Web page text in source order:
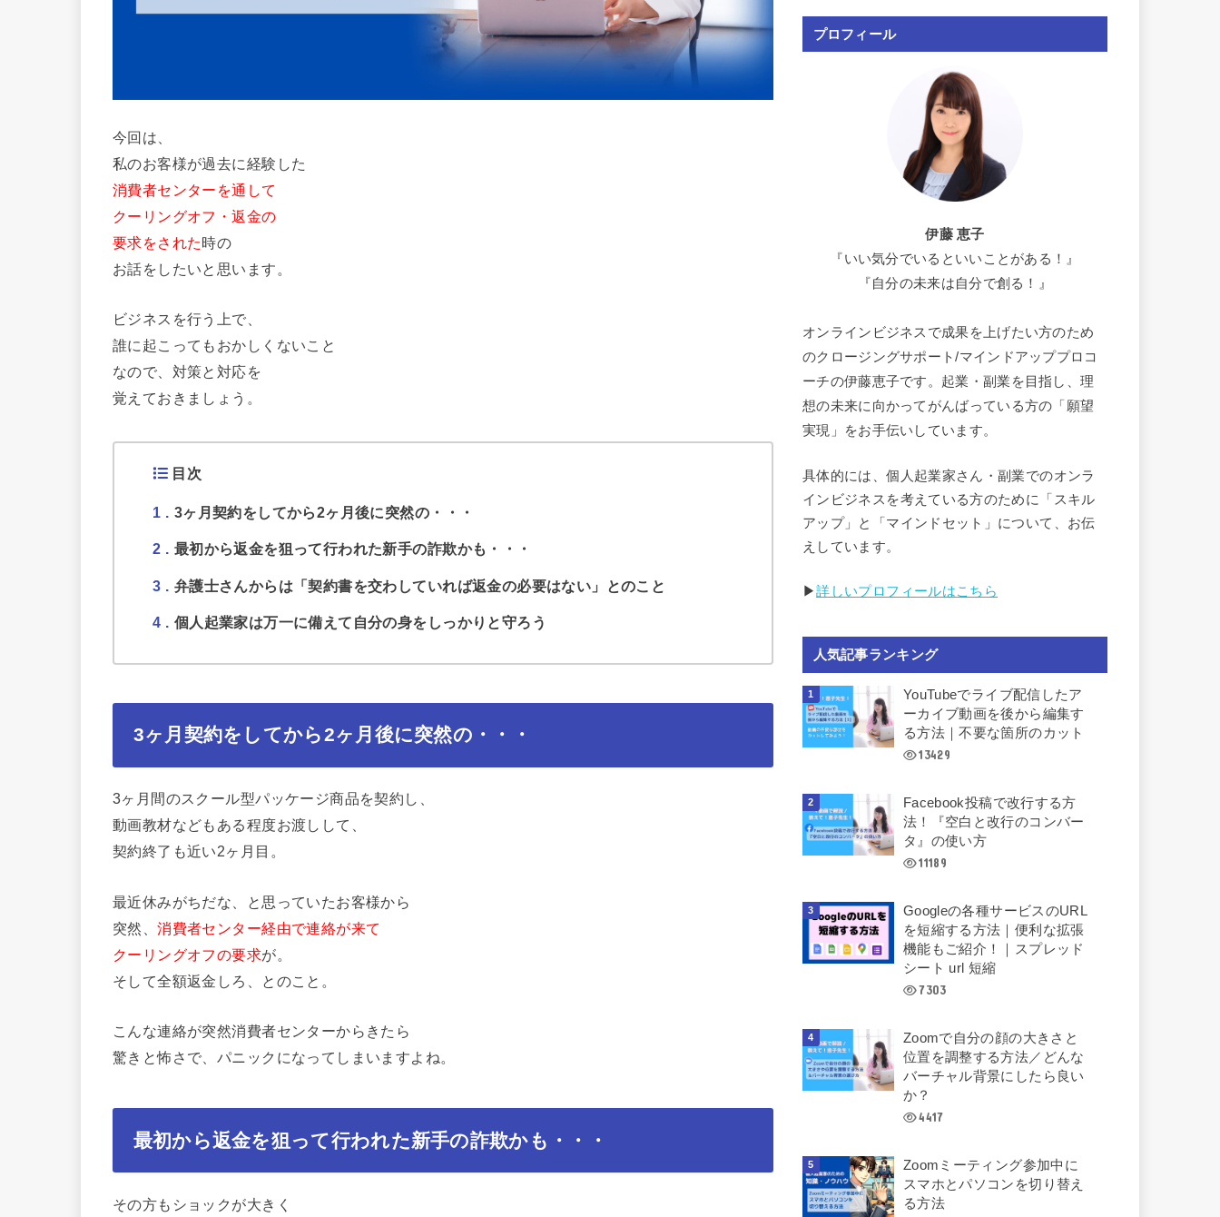
今回は、
私のお客様が過去に経験した
消費者センターを通して
クーリングオフ・返金の
要求をされた時の
お話をしたいと思います。
ビジネスを行う上で、
誰に起こってもおかしくないこと
なので、対策と対応を
覚えておきましょう。
目次
1 3ヶ月契約をしてから2ヶ月後に突然の・・・
2 最初から返金を狙って行われた新手の詐欺かも・・・
3 弁護士さんからは「契約書を交わしていれば返金の必要はない」とのこと
4 個人起業家は万一に備えて自分の身をしっかりと守ろう
3ヶ月契約をしてから2ヶ月後に突然の・・・
3ヶ月間のスクール型パッケージ商品を契約し、
動画教材などもある程度お渡しして、
契約終了も近い2ヶ月目。
最近休みがちだな、と思っていたお客様から
突然、消費者センター経由で連絡が来て
クーリングオフの要求が。
そして全額返金しろ、とのこと。
こんな連絡が突然消費者センターからきたら
驚きと怖さで、パニックになってしまいますよね。
最初から返金を狙って行われた新手の詐欺かも・・・
その方もショックが大きく
プロフィール
伊藤 恵子
『いい気分でいるといいことがある！』
『自分の未来は自分で創る！』
オンラインビジネスで成果を上げたい方のため
のクロージングサポート/マインドアッププロコ
ーチの伊藤恵子です。起業・副業を目指し、理
想の未来に向かってがんばっている方の「願望
実現」をお手伝いしています。
具体的には、個人起業家さん・副業でのオンラ
インビジネスを考えている方のために「スキル
アップ」と「マインドセット」について、お伝
えしています。
▶︎詳しいプロフィールはこちら
人気記事ランキング
YouTubeでライブ配信したア
ーカイブ動画を後から編集す
る方法｜不要な箇所のカット
13429
Facebook投稿で改行する方
法！『空白と改行のコンバー
タ』の使い方
11189
Googleの各種サービスのURL
を短縮する方法｜便利な拡張
機能もご紹介！｜スプレッド
シート url 短縮
7303
Zoomで自分の顔の大きさと
位置を調整する方法／どんな
バーチャル背景にしたら良い
か？
4417
Zoomミーティング参加中に
スマホとパソコンを切り替え
る方法